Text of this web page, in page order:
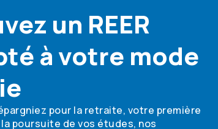
un REER
à votre mode
pour la retraite, votre première
poursuite de vos études, nos